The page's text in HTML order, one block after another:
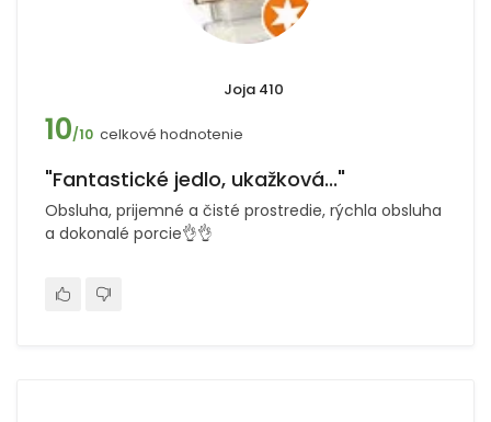
Joja 410
10/10 celkové hodnotenie
"Fantastické jedlo, ukažková..."
Obsluha, prijemné a čisté prostredie, rýchla obsluha
a dokonalé porcie👌👌